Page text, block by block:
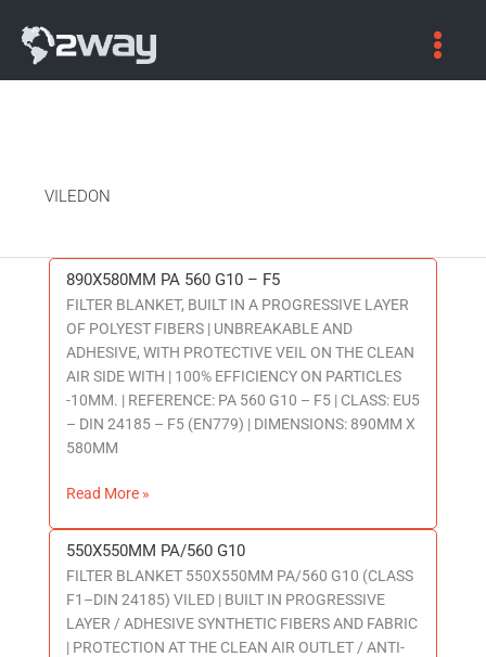
VILEDON
890X580MM PA 560 G10 – F5
FILTER BLANKET, BUILT IN A PROGRESSIVE LAYER
OF POLYEST FIBERS | UNBREAKABLE AND
ADHESIVE, WITH PROTECTIVE VEIL ON THE CLEAN
AIR SIDE WITH | 100% EFFICIENCY ON PARTICLES
-10ΜM. | REFERENCE: PA 560 G10 – F5 | CLASS: EU5
– DIN 24185 – F5 (EN779) | DIMENSIONS: 890MM X
580MM
890X580MM
PA
560
G10
–
F5
Read More »
550X550MM PA/560 G10
FILTER BLANKET 550X550MM PA/560 G10 (CLASS
F1–DIN 24185) VILED | BUILT IN PROGRESSIVE
LAYER / ADHESIVE SYNTHETIC FIBERS AND FABRIC
| PROTECTION AT THE CLEAN AIR OUTLET / ANTI-
550X550MM
PA/560
G10